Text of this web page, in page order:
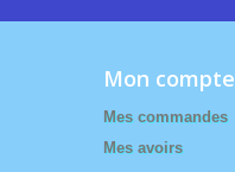
Mon compte
Mes commandes
Mes avoirs